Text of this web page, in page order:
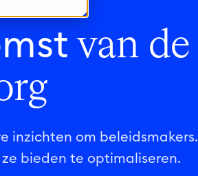
van de
inzichten om beleidsmakers.
bieden te optimaliseren.